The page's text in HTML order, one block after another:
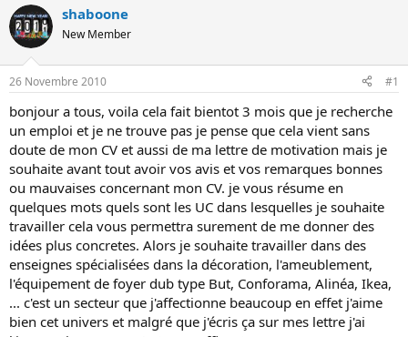
t
e
u
r
d
e
l
d
i
s
c
u
s
s
i
o
n
t
d
d
é
b
u
t
shaboone
New Member
26 Novembre 2010 #1
bonjour a tous, voila cela fait bientot 3 mois que je recherche
un emploi et je ne trouve pas je pense que cela vient sans
doute de mon CV et aussi de ma lettre de motivation mais je
souhaite avant tout avoir vos avis et vos remarques bonnes
ou mauvaises concernant mon CV. je vous résume en
quelques mots quels sont les UC dans lesquelles je souhaite
travailler cela vous permettra surement de me donner des
idées plus concretes. Alors je souhaite travailler dans des
enseignes spécialisées dans la décoration, l'ameublement,
l'équipement de foyer dub type But, Conforama, Alinéa, Ikea,
... c'est un secteur que j'affectionne beaucoup en effet j'aime
bien cet univers et malgré que j'écris ça sur mes lettre j'ai